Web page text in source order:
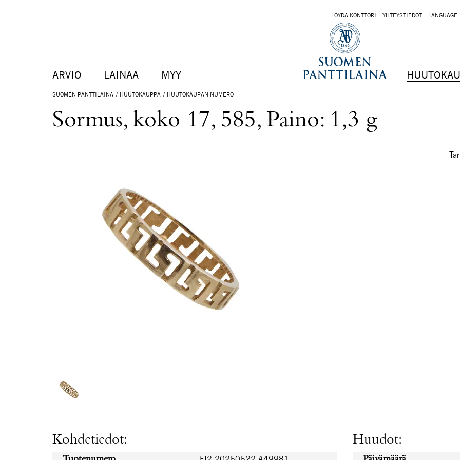
LÖYDÄ KONTTORI YHTEYSTIEDOT LANGUAGE
ARVIO LAINAA MYY
SUOMEN PANTTILAINA HUUTOKAUPPA HUUTOKAUPAN NUMERO
Sormus, koko 17, 585, Paino: 1,3 g
Kohdetiedot: Huudot: